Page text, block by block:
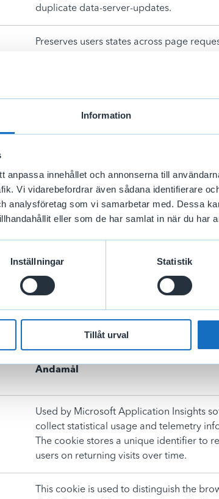
Information
anpassa innehållet och annonserna till
Vi vidarebefordrar även sådana identifierare
analysföretag som vi samarbetar med. Dessa
eller som de har samlat in när du har
Inställningar Statistik
Tillåt urval
duplicate data-server-updates.
Preserves users states across page
Indikerar medgivande för cookies.
Väntande
Saves the user's preferred language on
besökare interagerar med webbplatser
Ändamål
Used by Microsoft Application Insights
collect statistical usage and telemetry
The cookie stores a unique identifier to
users on returning visits over time.
This cookie is used to distinguish the